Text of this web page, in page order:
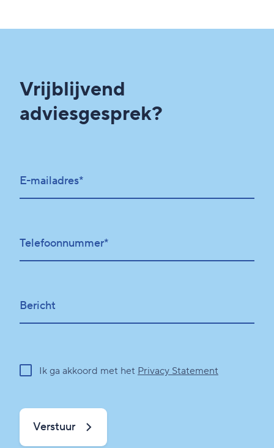
Vrijblijvend
adviesgesprek?
E-mailadres*
Telefoonnummer*
Bericht
Ik ga akkoord met het Privacy Statement
Verstuur